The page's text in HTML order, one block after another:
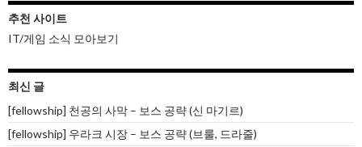
추천 사이트
IT/게임 소식 모아보기
최신 글
[fellowship] 천공의 사막 – 보스 공략 (신 마기르)
[fellowship] 우라크 시장 – 보스 공략 (브룰, 드라줄)